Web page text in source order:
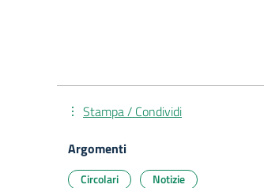
Stampa / Condividi
Argomenti
Circolari Notizie